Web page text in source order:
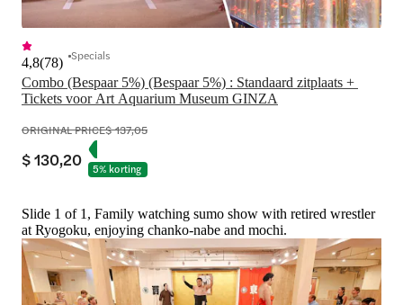
Combo (Bespaar 5%) (Bespaar 5%) : Standaard zitplaats +
Tickets voor Art Aquarium Museum GINZA
4,8(78) Specials
ORIGINAL PRICE$ 137,05
$ 130,20 5% korting
Slide 1 of 1, Family watching sumo show with retired wrestler
at Ryogoku, enjoying chanko-nabe and mochi.